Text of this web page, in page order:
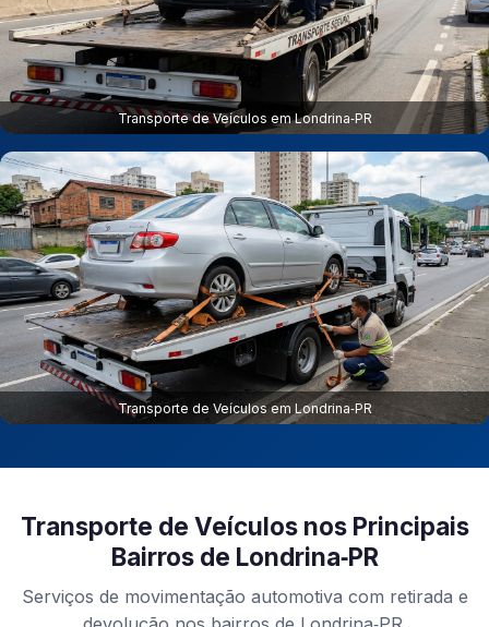
Transporte de Veículos em Londrina‑PR
Transporte de Veículos em Londrina‑PR
Transporte de Veículos nos Principais
Bairros de Londrina‑PR
Serviços de movimentação automotiva com retirada e